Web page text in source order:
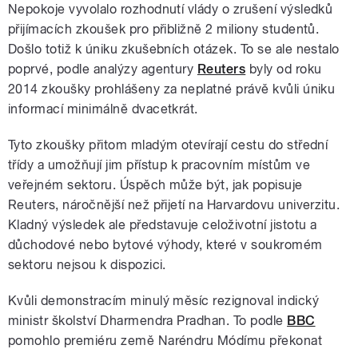
Nepokoje vyvolalo rozhodnutí vlády o zrušení výsledků
přijímacích zkoušek pro přibližně 2 miliony studentů.
Došlo totiž k úniku zkušebních otázek. To se ale nestalo
poprvé, podle analýzy agentury Reuters byly od roku
2014 zkoušky prohlášeny za neplatné právě kvůli úniku
informací minimálně dvacetkrát.
Tyto zkoušky přitom mladým otevírají cestu do střední
třídy a umožňují jim přístup k pracovním místům ve
veřejném sektoru. Úspěch může být, jak popisuje
Reuters, náročnější než přijetí na Harvardovu univerzitu.
Kladný výsledek ale představuje celoživotní jistotu a
důchodové nebo bytové výhody, které v soukromém
sektoru nejsou k dispozici.
Kvůli demonstracím minulý měsíc rezignoval indický
ministr školství Dharmendra Pradhan. To podle BBC
pomohlo premiéru země Naréndru Módímu překonat